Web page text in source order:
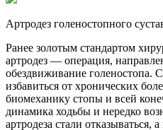
Артродез голеностопного
Ранее золотым стандартом
артродез — операция,
обездвиживание голеностопа.
избавиться от хронических
биомеханику стопы и всей
динамика ходьбы и нередко
артродеза стали отказываться,